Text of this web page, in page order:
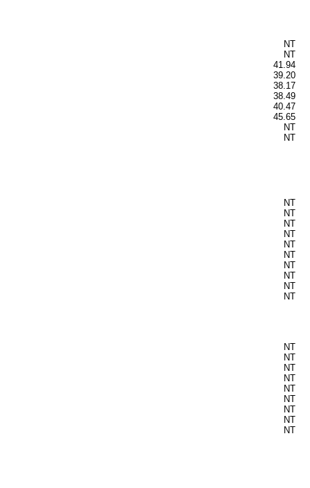
NT
NT
41.94
39.20
38.17
38.49
40.47
45.65
NT
NT
NT
NT
NT
NT
NT
NT
NT
NT
NT
NT
NT
NT
NT
NT
NT
NT
NT
NT
NT